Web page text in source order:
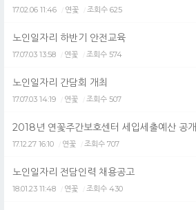
17.02.06 11:46 연꽃 조회수 625
노인일자리 하반기 안전교육
17.07.03 13:58 연꽃 조회수 574
노인일자리 간담회 개최
17.07.03 14:19 연꽃 조회수 507
2018년 연꽃주간보호센터 세입세출예산 공개
17.12.27 16:10 연꽃 조회수 707
노인일자리 전담인력 채용공고
18.01.23 11:48 연꽃 조회수 430